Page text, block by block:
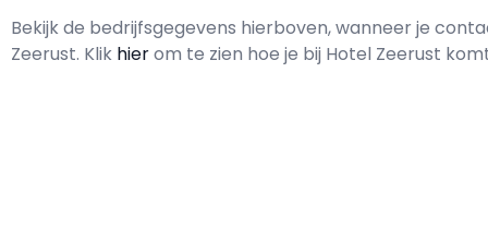
Bekijk de bedrijfsgegevens hierboven, wanneer je
Zeerust. Klik hierom te zien hoe je bij Hotel Zeerust